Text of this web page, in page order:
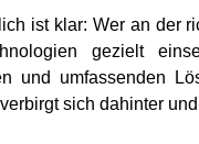
ist klar: Wer an der
gezielt
und umfassenden
sich dahinter